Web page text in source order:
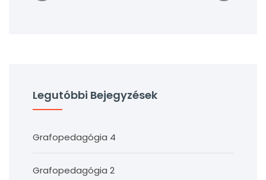
Legutóbbi Bejegyzések
Grafopedagógia 4
Grafopedagógia 2